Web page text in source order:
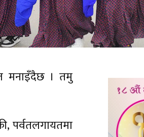
मनाइँदैछ । तमु
पर्वतलगायतमा